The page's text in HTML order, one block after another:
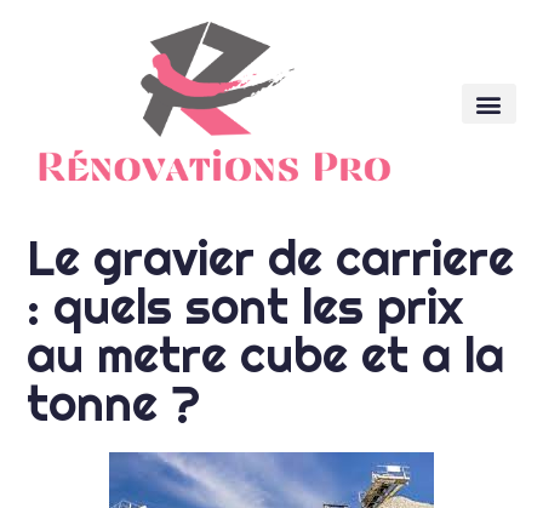
Le gravier de carriere
: quels sont les prix
au metre cube et a la
tonne ?